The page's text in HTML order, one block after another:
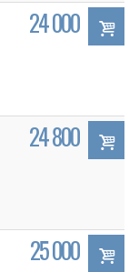
24 000
24 800
25 000